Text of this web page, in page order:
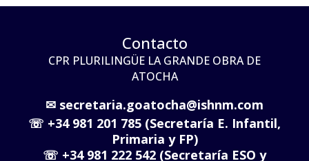
Contacto
CPR PLURILINGÜE LA GRANDE OBRA DE
ATOCHA
✉ secretaria.goatocha@ishnm.com
☏ +34 981 201 785 (Secretaría E. Infantil,
Primaria y FP)
☏ +34 981 222 542 (Secretaría ESO y